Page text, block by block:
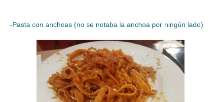
-Pasta con anchoas (no se notaba la anchoa por ningún lado)